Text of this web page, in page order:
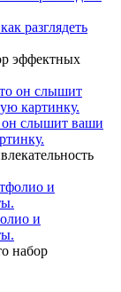
разглядеть
эффектных
он слышит ваши
и
набор